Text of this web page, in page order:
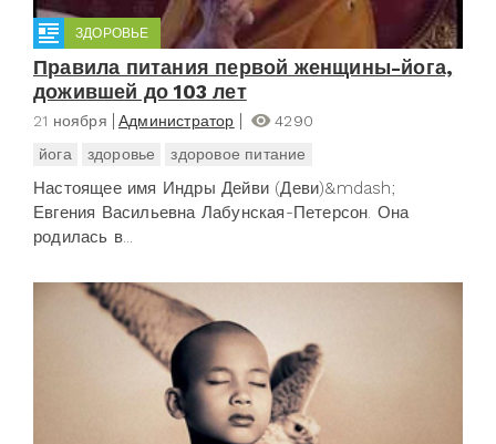
ЗДОРОВЬЕ
Правила питания первой женщины-йога,
дожившей до 103 лет
21 ноября Администратор
4290
йога
здоровье здоровое питание
Настоящее имя Индры Дейви (Деви)&mdash;
Евгения Васильевна Лабунская-Петерсон. Она
родилась в...